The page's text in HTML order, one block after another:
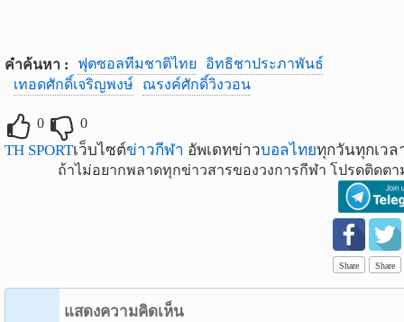
คำค้นหา : ฟุตซอลทีมชาติไทย
อิทธิชาประภาพันธ์
เทอดศักดิ์เจริญพงษ์
ณรงค์ศักดิ์วิงวอน
0 0
TH SPORTเว็บไซต์ข่าวกีฬา อัพเดทข่าวบอลไทยทุกวันทุกเวล
ถ้าไม่อยากพลาดทุกข่าวสารของวงการกีฬา โปรดติดตา
Share Share
แสดงความคิดเห็น